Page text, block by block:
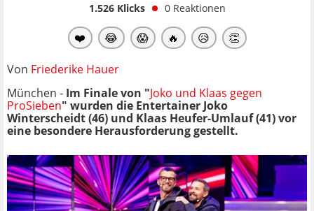
1.526Klicks 0 Reaktionen
❤️ 😂 😱 🔥 😥 👏
Von Friederike Hauer
München - Im Finale von "Joko und Klaas gegen
ProSieben" wurden die Entertainer Joko
Winterscheidt (46) und Klaas Heufer-Umlauf (41) vor
eine besondere Herausforderung gestellt.